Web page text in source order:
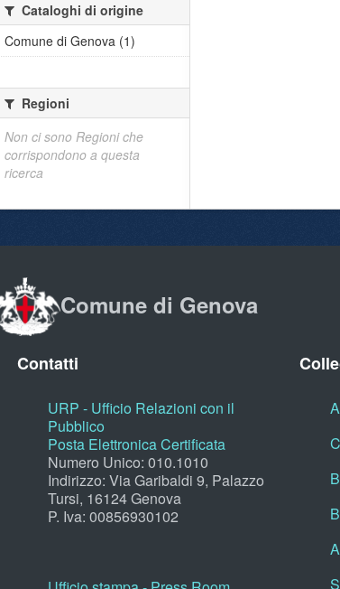
Cataloghi di origine
Comune di Genova (1)
Regioni
Non ci sono Regioni che
corrispondono a questa
ricerca
Comune di Genova
Contatti
URP - Ufficio Relazioni con il
Pubblico
Posta Elettronica Certificata
Numero Unico: 010.1010
Indirizzo: Via Garibaldi 9, Palazzo
Tursi, 16124 Genova
P. Iva: 00856930102